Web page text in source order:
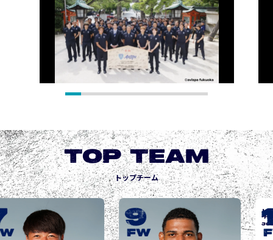
TOP TEAM
トップチーム
FW
10
FW